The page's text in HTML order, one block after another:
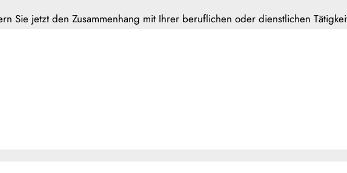
Sie jetzt den Zusammenhang mit Ihrer beruflichen oder dienstlichen